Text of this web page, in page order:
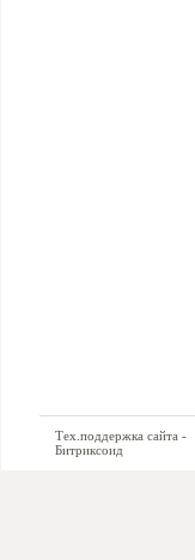
Тех.поддержка сайта -
Битриксоид